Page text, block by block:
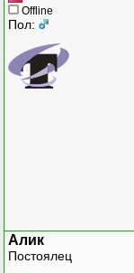
Offline
Пол:
Алик
Постоялец